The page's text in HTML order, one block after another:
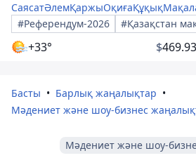
СаясатӘлемҚаржыОқиғаҚұқық
#Референдум-2026
#Қазақстан
+33° $469.93
Басты
Барлық жаңалықтар
Мәдениет және шоу-бизнес
Мәдениет және шоу-